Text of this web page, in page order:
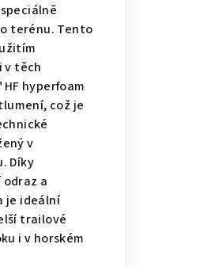
terénu. Tento
v těch
hyperfoam
což je
v
Díky
a
je ideální
trailové
i v horském